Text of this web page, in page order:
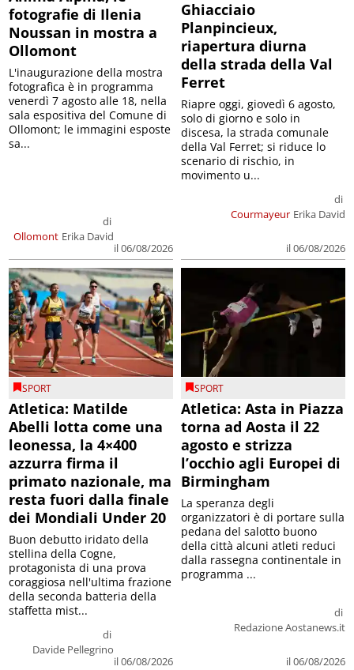
fotografie di Ilenia
Noussan in mostra a
Ollomont
Ollomont
di
Erika David
il 06/08/2026
L'inaugurazione della mostra
fotografica è in programma
venerdì 7 agosto alle 18, nella
sala espositiva del Comune di
Ollomont; le immagini esposte
sa...
Ghiacciaio
Planpincieux,
riapertura diurna
della strada della Val
Ferret
Courmayeur
di
Erika David
il 06/08/2026
Riapre oggi, giovedì 6 agosto,
solo di giorno e solo in
discesa, la strada comunale
della Val Ferret; si riduce lo
scenario di rischio, in
movimento u...
SPORT
Atletica: Matilde
Abelli lotta come una
leonessa, la 4×400
azzurra firma il
primato nazionale, ma
resta fuori dalla finale
dei Mondiali Under 20
di
Davide Pellegrino
il 06/08/2026
Buon debutto iridato della
stellina della Cogne,
protagonista di una prova
coraggiosa nell'ultima frazione
della seconda batteria della
staffetta mist...
SPORT
Atletica: Asta in Piazza
torna ad Aosta il 22
agosto e strizza
l’occhio agli Europei di
Birmingham
di
Redazione Aostanews.it
il 06/08/2026
La speranza degli
organizzatori è di portare sulla
pedana del salotto buono
della città alcuni atleti reduci
dalla rassegna continentale in
programma ...